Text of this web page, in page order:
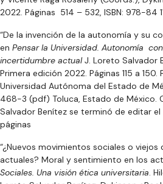
2022. Páginas 514 – 532, ISBN: 978-84
“De la invención de la autonomía y su
en Pensar la Universidad. Autonomía
incertidumbre actualJ. Loreto Salvador
Primera edición 2022. Páginas 115 a
Universidad Autónoma del Estado de
468-3 (pdf) Toluca, Estado de México.
Salvador Benítez se terminó de editar
páginas
“¿Nuevos movimientos sociales o
actuales? Moral y sentimiento en los
Sociales. Una visión ética universitaria.